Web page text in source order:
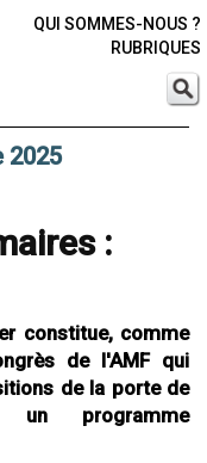
QUI SOMMES-NOUS ?
RUBRIQUES
2025
:
constitue, comme
de l'AMF qui
de la porte de
programme